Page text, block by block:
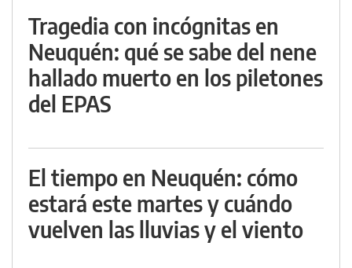
Tragedia con incógnitas en
Neuquén: qué se sabe del nene
hallado muerto en los piletones
del EPAS
El tiempo en Neuquén: cómo
estará este martes y cuándo
vuelven las lluvias y el viento